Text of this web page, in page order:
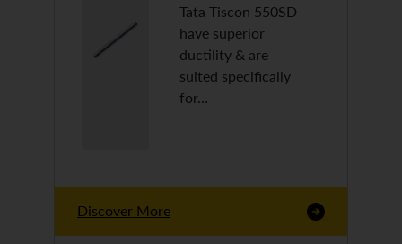
Tata Tiscon 550SD
have superior
ductility & are
suited specifically
for…
Discover More